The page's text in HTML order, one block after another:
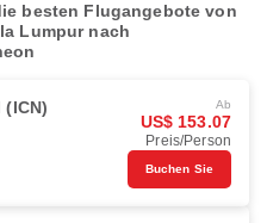
besten Flugangebote von
Lumpur nach
(ICN) Ab
US$ 153.07
Preis/Person
Buchen Sie